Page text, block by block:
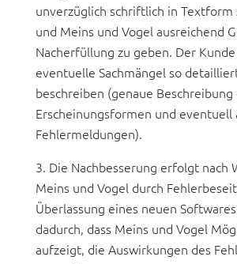
unverzüglich schriftlich in Textform
und Meins und Vogel ausreichend
Nacherfüllung zu geben. Der
eventuelle Sachmängel so
beschreiben (genaue Beschreibung
Erscheinungsformen und
Fehlermeldungen).
Die Nachbesserung erfolgt nach
Meins und Vogel durch
Überlassung eines neuen
dadurch, dass Meins und Vogel
aufzeigt, die Auswirkungen des